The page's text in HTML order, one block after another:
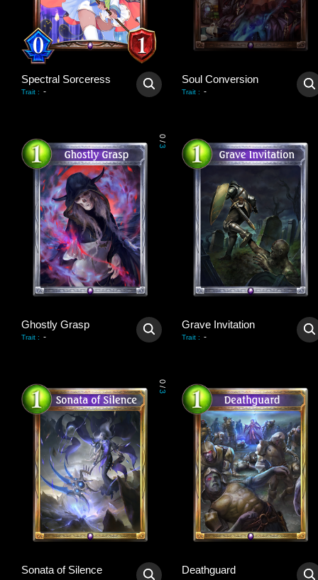
Spectral Sorceress
Trait : -
Soul Conversion
Trait : -
0
/
3
Ghostly Grasp
Trait : -
Grave Invitation
Trait : -
0
/
3
Sonata of Silence Deathguard